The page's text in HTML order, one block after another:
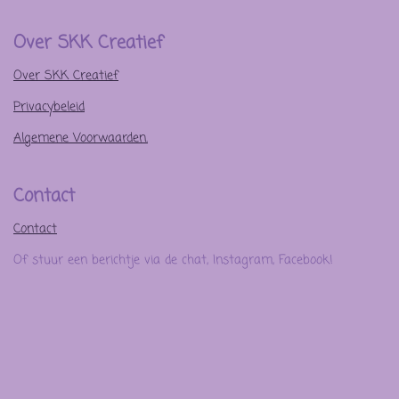
Over SKK Creatief
Over SKK Creatief
Privacybeleid
Algemene Voorwaarden.
Contact
Contact
Of stuur een berichtje via de chat, Instagram, Facebook!